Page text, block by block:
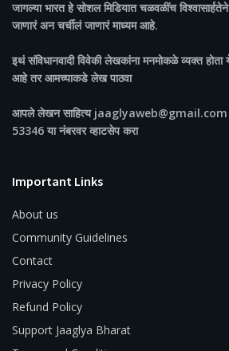
जागल्या भारतहे सोशल मिडियात चळवळींच
जाणारं अन चर्चीलं जाणारं माध्यम आहे.
इथं संविधानवादी विवेकी लेखकांना मनमोकळे व्यक्त होता
आहे तर आमच्याकडे लेख पाठवा
आपले लेखन साहित्य jaaglyaweb@gmail.com
53346 या नंबरवर व्हाटसेप करा
Important Links
About us
Community Guidelines
Contact
Privacy Policy
Refund Policy
Support Jaaglya Bharat